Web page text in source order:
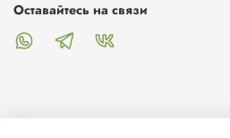
Оставайтесь на связи